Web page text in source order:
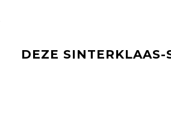
DEZE